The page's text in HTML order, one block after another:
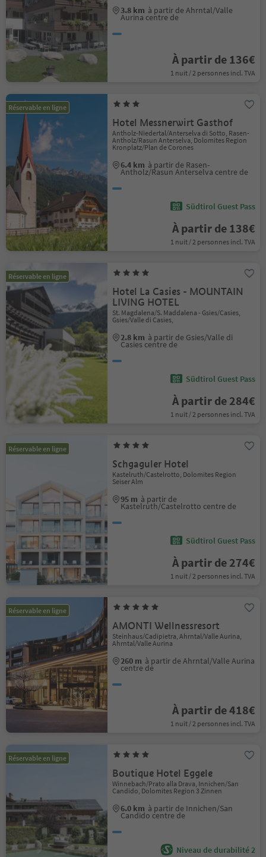
3.8 km à partir de Ahrntal/Valle
Aurina centre de
À partir de 136€
1 nuit / 2 personnes incl. TVA
Réservable en ligne
Hotel Messnerwirt Gasthof
Antholz-Niedertal/Anterselva di Sotto, Rasen-
Antholz/Rasun Anterselva, Dolomites Region
Kronplatz/Plan de Corones
6.4 km à partir de Rasen-
Antholz/Rasun Anterselva centre de
Südtirol Guest Pass
À partir de 138€
1 nuit / 2 personnes incl. TVA
Réservable en ligne
Hotel La Casies - MOUNTAIN
LIVING HOTEL
St. Magdalena/S. Maddalena - Gsies/Casies,
Gsies/Valle di Casies,
2.8 km à partir de Gsies/Valle di
Casies centre de
Südtirol Guest Pass
À partir de 284€
1 nuit / 2 personnes incl. TVA
Réservable en ligne
Schgaguler Hotel
Kastelruth/Castelrotto, Dolomites Region
Seiser Alm
95 m à partir de
Kastelruth/Castelrotto centre de
Südtirol Guest Pass
À partir de 274€
1 nuit / 2 personnes incl. TVA
Réservable en ligne
AMONTI Wellnessresort
Steinhaus/Cadipietra, Ahrntal/Valle Aurina,
Ahrntal/Valle Aurina
260 m à partir de Ahrntal/Valle Aurina
centre de
À partir de 418€
1 nuit / 2 personnes incl. TVA
Réservable en ligne
Boutique Hotel Eggele
Winnebach/Prato alla Drava, Innichen/San
Candido, Dolomites Region 3 Zinnen
6.0 km à partir de Innichen/San
Candido centre de
Niveau de durabilité 2